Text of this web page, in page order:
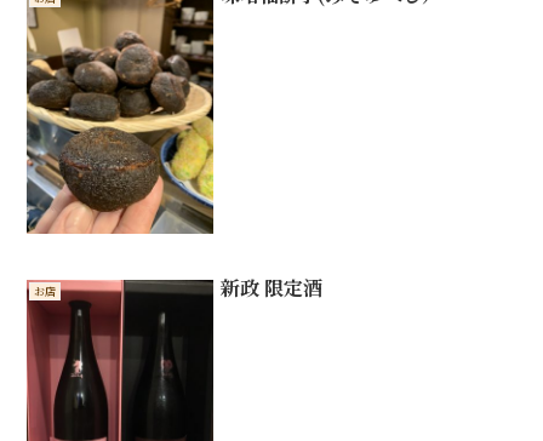
お店 新政 限定酒